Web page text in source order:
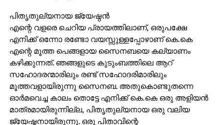
പിതൃതുല്യനായ ജ്യേഷ്ഠന്‍
എന്റെ വളരെ ചെറിയ പ്രായത്തിലാണ്, ഒരുപക്ഷേ
എനിക്ക് ഒന്നോ രണ്ടോ വയസ്സുള്ളപ്പോഴാണ് കെ.കെ
എന്റെ മൂത്ത പെങ്ങളായ സൈനബയെ കല്യാണം
കഴിക്കുന്നത്. ഞങ്ങളുടെ കുടുംബത്തിലെ ആറ്
സഹോദരന്മാരിലും രണ്ട് സഹോദരിമാരിലും
മൂത്തവളായിരുന്നു സൈനബ. അതുകൊണ്ടുതന്നെ
ഓര്‍മവെച്ച കാലം തൊട്ടേ എനിക്ക് കെ.കെ ഒരു അളിയന്‍
മാത്രമായിരുന്നില്ല, പിതൃതുല്യനായ ഒരു വലിയ
ജ്യേഷ്ഠനായിരുന്നു. ഒരു പിതാവിന്റെ